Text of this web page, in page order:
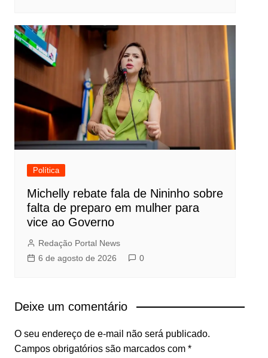
Política
Michelly rebate fala de Nininho sobre
falta de preparo em mulher para
vice ao Governo
Redação Portal News
6 de agosto de 2026
0
Deixe um comentário
O seu endereço de e-mail não será publicado.
Campos obrigatórios são marcados com *